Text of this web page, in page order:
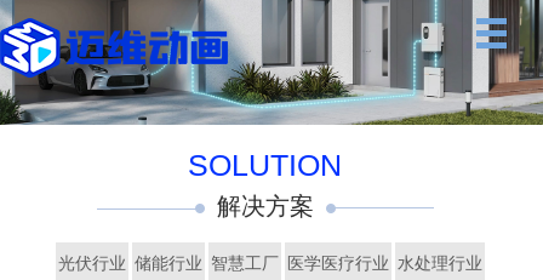
SOLUTION
解决方案
光伏行业 储能行业 智慧工厂 医学医疗行业 水处理行业